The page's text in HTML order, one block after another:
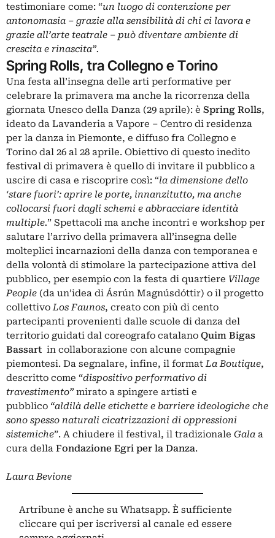
testimoniare come: “un luogo di contenzione per
antonomasia – grazie alla sensibilità di chi ci lavora e
grazie all’arte teatrale – può diventare ambiente di
crescita e rinascita”.
Spring Rolls, tra Collegno e Torino
Una festa all’insegna delle arti performative per
celebrare la primavera ma anche la ricorrenza della
giornata Unesco della Danza (29 aprile): è Spring Rolls,
ideato da Lavanderia a Vapore – Centro di residenza
per la danza in Piemonte, e diffuso fra Collegno e
Torino dal 26 al 28 aprile. Obiettivo di questo inedito
festival di primavera è quello di invitare il pubblico a
uscire di casa e riscoprire così: “la dimensione dello
‘stare fuori’: aprire le porte, innanzitutto, ma anche
collocarsi fuori dagli schemi e abbracciare identità
multiple.” Spettacoli ma anche incontri e workshop per
salutare l’arrivo della primavera all’insegna delle
molteplici incarnazioni della danza con temporanea e
della volontà di stimolare la partecipazione attiva del
pubblico, per esempio con la festa di quartiere Village
People (da un’idea di Ásrún Magnúsdóttir) o il progetto
collettivoLos Faunos, creato con più di cento
partecipanti provenienti dalle scuole di danza del
territorio guidati dal coreografo catalano Quim Bigas
Bassart in collaborazione con alcune compagnie
piemontesi. Da segnalare, infine, il formatLa Boutique,
descritto come “dispositivo performativo di
travestimento” mirato a spingere artisti e
pubblico “aldilà delle etichette e barriere ideologiche che
sono spesso naturali cicatrizzazioni di oppressioni
sistemiche”. A chiudere il festival, il tradizionale Gala a
cura della Fondazione Egri per la Danza.
Laura Bevione
Artribune è anche su Whatsapp. È sufficiente
cliccare qui per iscriversi al canale ed essere